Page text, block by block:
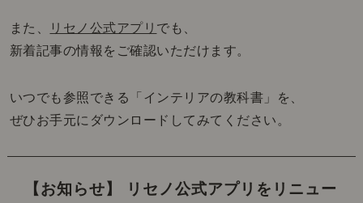
また、 リセノ公式アプリ でも、
新着記事の情報をご確認いただけます。
いつでも参照できる「インテリアの教科書」を、
ぜひお手元にダウンロードしてみてください。
【お知らせ】 リセノ公式アプリをリニュー